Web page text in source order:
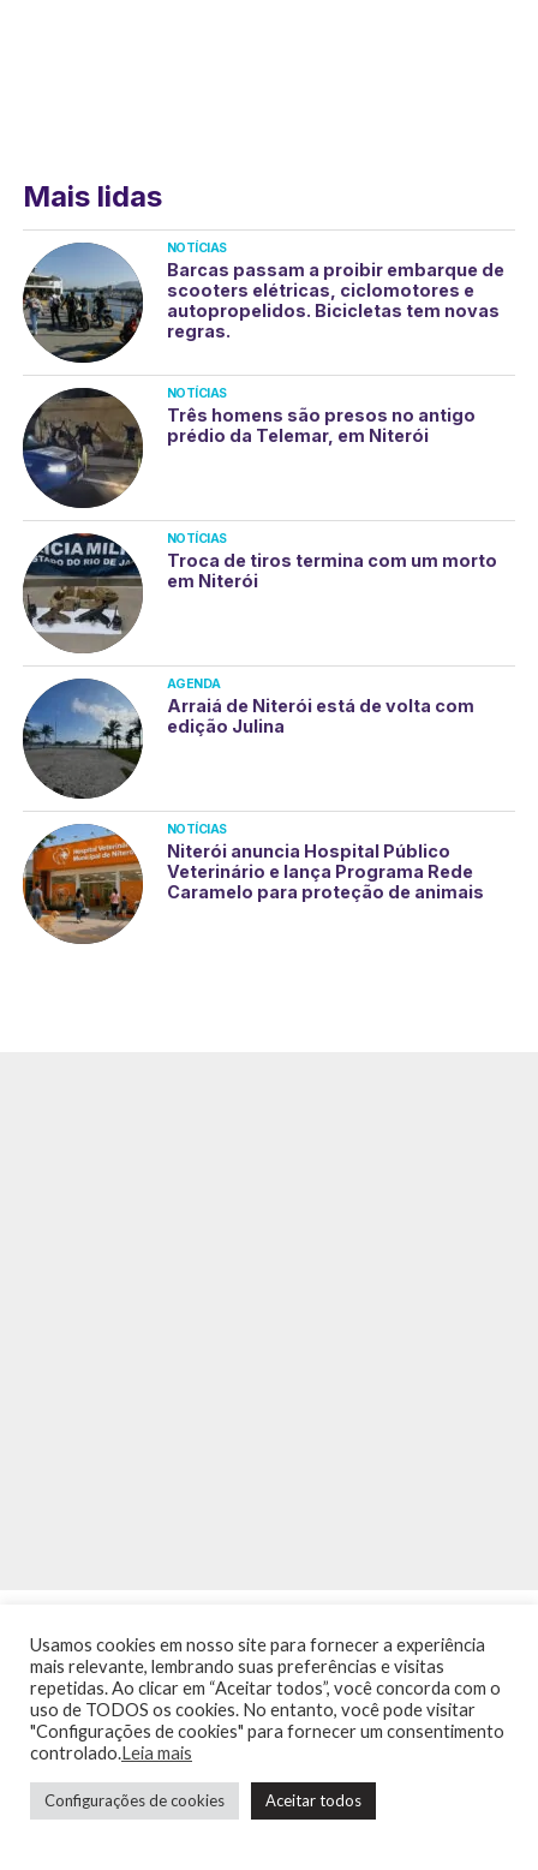
Mais lidas
NOTÍCIAS
Barcas passam a proibir embarque de
scooters elétricas, ciclomotores e
autopropelidos. Bicicletas tem novas
regras.
NOTÍCIAS
Três homens são presos no antigo
prédio da Telemar, em Niterói
NOTÍCIAS
Troca de tiros termina com um morto
em Niterói
AGENDA
Arraiá de Niterói está de volta com
edição Julina
NOTÍCIAS
Niterói anuncia Hospital Público
Veterinário e lança Programa Rede
Caramelo para proteção de animais
INÍCIO NOTÍCIAS AGENDA
TERMOS DE USO / POLÍTICA DE PRIVACIDADE
Usamos cookies em nosso site para fornecer a experiência
mais relevante, lembrando suas preferências e visitas
repetidas. Ao clicar em “Aceitar todos”, você concorda com o
uso de TODOS os cookies. No entanto, você pode visitar
"Configurações de cookies" para fornecer um consentimento
controlado.Leia mais
Configurações de cookies Aceitar todos